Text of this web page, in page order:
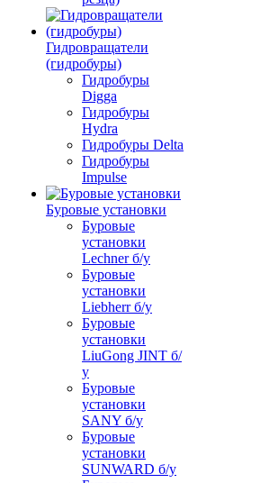
Гидровращатели
(гидробуры)
Гидробуры
Digga
Гидробуры
Hydra
Гидробуры Delta
Гидробуры
Impulse
Буровые установки
Буровые
установки
Lechner б/у
Буровые
установки
Liebherr б/у
Буровые
установки
LiuGong JINT б/
у
Буровые
установки
SANY б/у
Буровые
установки
SUNWARD б/у